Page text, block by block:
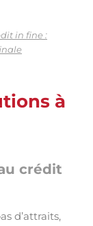
in fine :
à
crédit
d’attraits,